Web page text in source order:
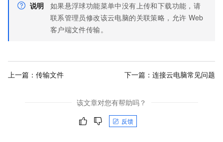
说明
如果悬浮球功能菜单中没有上传和下载功能，请
联系管理员修改该云电脑的关联策略，允许 Web
客户端文件传输。
上一篇： 传输文件 下一篇： 连接云电脑常见问题
该文章对您有帮助吗？
反馈